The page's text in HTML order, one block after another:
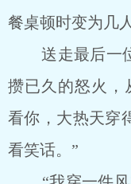
餐桌顿时变为几
送走最后一位
攒已久的怒火，
看你，大热天穿
看笑话。”